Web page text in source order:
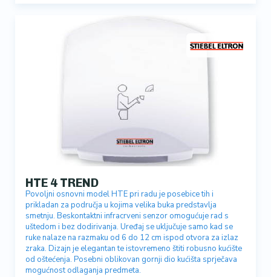
HTE 4 TREND
Povoljni osnovni model HTE pri radu je posebice tih i
prikladan za područja u kojima velika buka predstavlja
smetnju. Beskontaktni infracrveni senzor omogućuje rad s
uštedom i bez dodirivanja. Uređaj se uključuje samo kad se
ruke nalaze na razmaku od 6 do 12 cm ispod otvora za izlaz
zraka. Dizajn je elegantan te istovremeno štiti robusno kućište
od oštećenja. Posebni oblikovan gornji dio kućišta sprječava
mogućnost odlaganja predmeta.